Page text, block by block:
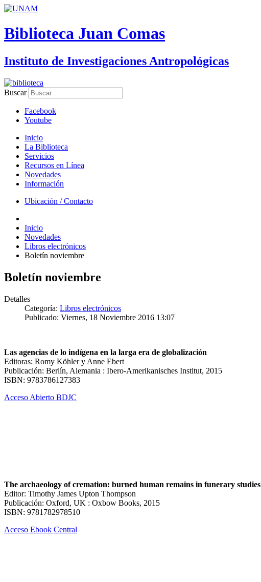
Biblioteca Juan Comas
Instituto de Investigaciones Antropológicas
Buscar
Facebook
Youtube
Inicio
La Biblioteca
Servicios
Recursos en Línea
Novedades
Información
Ubicación / Contacto
Inicio
Novedades
Libros electrónicos
Boletín noviembre
Boletín noviembre
Detalles
Categoría: Libros electrónicos
Publicado: Viernes, 18 Noviembre 2016 13:07
Las agencias de lo indígena en la larga era de globalización
Editoras: Romy Köhler y Anne Ebert
Publicación: Berlín, Alemania : Ibero-Amerikanisches Institut, 2015
ISBN: 9783786127383
Acceso Abierto BDJC
The archaeology of cremation: burned human remains in funerary studies
Editor: Timothy James Upton Thompson
Publicación: Oxford, UK : Oxbow Books, 2015
ISBN: 9781782978510
Acceso Ebook Central